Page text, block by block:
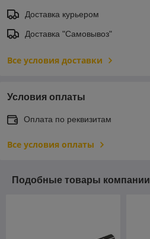
Доставка курьером
Доставка "Самовывоз"
Все условия доставки
Условия оплаты
Оплата по реквизитам
Все условия оплаты
Подобные товары компании